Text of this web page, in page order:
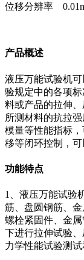
位移分辨率
产品概述
液压万能试验机
验规定中的各项
料或产品的拉伸
所测材料的抗拉
模量等性能指标
移等闭环控制，
功能特点
1、液压万能试验
筋、盘圆钢筋、
螺栓紧固件、金
下进行拉伸试验
力学性能试验测试